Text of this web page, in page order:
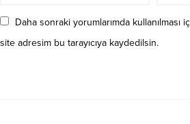
Daha sonraki yorumlarımda kullanılması
site adresim bu tarayıcıya kaydedilsin.